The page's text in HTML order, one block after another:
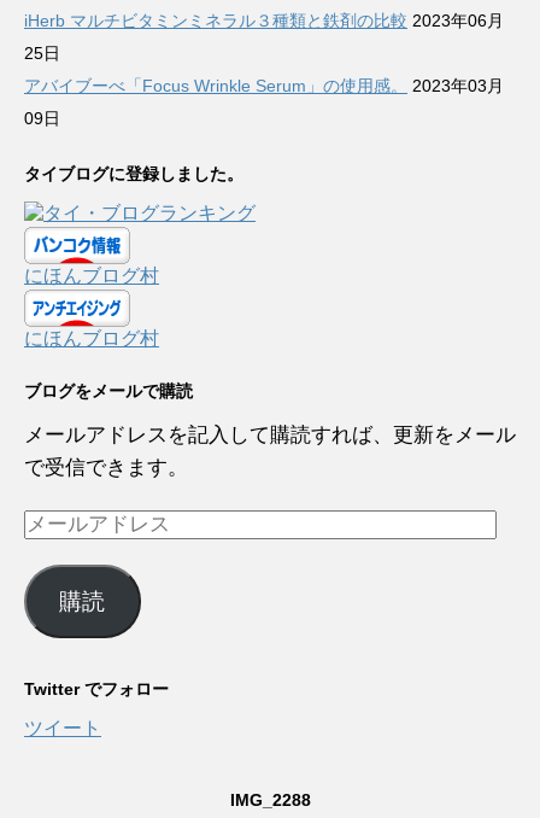
iHerb マルチビタミンミネラル３種類と鉄剤の比較 2023年06月
25日
アバイブーべ「Focus Wrinkle Serum」の使用感。
2023年03月
09日
タイブログに登録しました。
にほんブログ村
にほんブログ村
ブログをメールで購読
メールアドレスを記入して購読すれば、更新をメール
で受信できます。
メ
ル
ア
レ
ス
購読
Twitter でフォロー
ツイート
IMG_2288